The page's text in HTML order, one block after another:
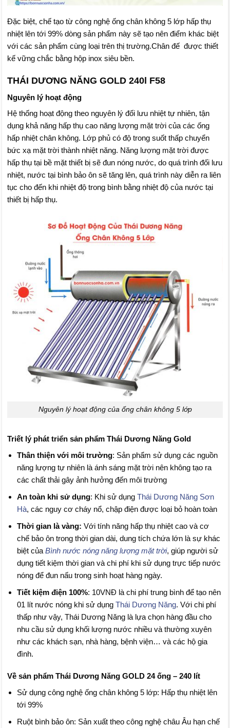
Đặc biệt, chế tạo từ công nghệ ống chân không 5 lớp hấp thụ
nhiệt lên tới 99% dòng sản phẩm này sẽ tạo nên điểm khác biệt
với các sản phẩm cùng loại trên thị trường.Chân đế được thiết
kế vững chắc bằng hộp inox siêu bền.
THÁI DƯƠNG NĂNG GOLD 240l F58
Nguyên lý hoạt động
Hệ thống hoạt động theo nguyên lý đối lưu nhiệt tự nhiên, tận
dụng khả năng hấp thụ cao năng lượng mặt trời của các ống
hấp nhiệt chân không. Lớp phủ có độ trong suốt thấp chuyển
bức xạ mặt trời thành nhiệt năng. Năng lượng mặt trời được
hấp thụ tại bề mặt thiết bị sẽ đun nóng nước, do quá trình đối lưu
nhiệt, nước tại bình bảo ôn sẽ tăng lên, quá trình này diễn ra liên
tục cho đến khi nhiệt độ trong bình bằng nhiệt độ của nước tại
thiết bị hấp thụ.
Nguyên lý hoạt động của ống chân không 5 lớp
Triết lý phát triển sản phẩm Thái Dương Năng Gold
Thân thiện với môi trường: Sản phẩm sử dụng các nguồn
năng lượng tự nhiên là ánh sáng mặt trời nên không tạo ra
các chất thải gây ảnh hưởng đến môi trường
An toàn khi sử dụng: Khi sử dụngThái Dương Năng Sơn
Hà, các nguy cơ cháy nổ, chập điện được loại bỏ hoàn toàn
Thời gian là vàng:Với tính năng hấp thụ nhiệt cao và cơ
chế bảo ôn trong thời gian dài, dung tích chứa lớn là sự khác
biệt củaBình nước nóng năng lượng mặt trời, giúp người sử
dụng tiết kiệm thời gian và chi phí khi sử dụng trực tiếp nước
nóng để đun nấu trong sinh hoạt hàng ngày.
Tiết kiệm điện 100%: 10VNĐ là chi phí trung bình để tạo nên
01 lít nước nóng khi sử dụngThái Dương Năng. Với chi phí
thấp như vậy, Thái Dương Năng là lựa chọn hàng đầu cho
nhu cầu sử dụng khối lượng nước nhiều và thường xuyên
như các khách sạn, nhà hàng, bệnh viện… và các hộ gia
đình.
Về sản phẩm Thái Dương Năng GOLD 24 ống – 240 lít
Sử dụng công nghệ ống chân không 5 lớp: Hấp thụ nhiệt lên
tới 99%
Ruột bình bảo ôn: Sản xuất theo công nghệ châu Âu hạn chế